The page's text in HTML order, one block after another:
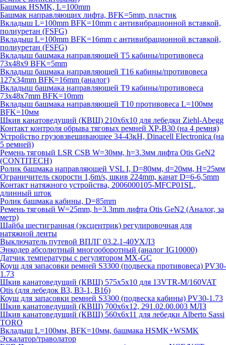
Башмак HSMK, L=100mm
Башмак направляющих лифта, BFK=5mm, пластик
Вкладыш L=100mm BFK=10mm с антивибрационной вставкой,
полиуретан (FSFG)
Вкладыш L=100mm BFK=16mm с антивибрационной вставкой,
полиуретан (FSFG)
Вкладыш башмака направляющей T5 кабины/противовеса
73х48х9 BFK=5mm
Вкладыш башмака направляющей T16 кабины/противовеса
127х34mm BFK=16mm (аналог)
Вкладыш башмака направляющей T9 кабины/противовеса
73х48х7mm BFK=10mm
Вкладыш башмака направляющей T10 противовеса L=100мм
BFK=10мм
Шкив канатоведущий (КВШ) 210х6х10 для лебедки Ziehl-Abegg
Контакт контроля обрыва тяговых ремней XP-B30 (на 4 ремня)
Устройство грузовзвешивающее 34-43кН, Dinacell Electronica (на
5 ремней)
Ремень тяговый LSR CSB W=30мм, h=3.3мм лифта Otis GeN2
(CONTITECH)
Ролик башмака направляющей VSL I, D=80мм, d=20мм, H=25мм
Ограничитель скорости 1,6m/s, шкив 224mm, канат D=6-6,5mm
Контакт натяжного устройства, 2006000105-MFCP01SL,
длинный шток
Ролик башмака кабины, D=85mm
Ремень тяговый W=25mm, h=3.3mm лифта Otis GeN2 (Аналог, за
метр)
Шайба шестигранная (эксцентрик) регулировочная для
натяжной ленты
Выключатель путевой ВПЛГ 03.2.1-40УХЛ3
Энкодер абсолютный многооборотный (аналог IG10000)
Датчик температуры с регулятором MX-GC
Коуш для запасовки ремней S3300 (подвеска противовеса) PV30-
1.73
Шкив канатоведущий (КВШ) 575х5х10 для 13VTR-M/160VAT
Otis (для лебедок B3, B3-1, B16)
Коуш для запасовки ремней S3300 (подвеска кабины) PV30-1.73
Шкив канатоведущий (КВШ) 700х6х12, 291.02.00.003 МЛЗ
Шкив канатоведущий (КВШ) 560х6х11 для лебедки Alberto Sassi
TORO
Вкладыш L=100мм, BFK=10мм, башмака HSMK+WSMK
Эскалатор/траволатор